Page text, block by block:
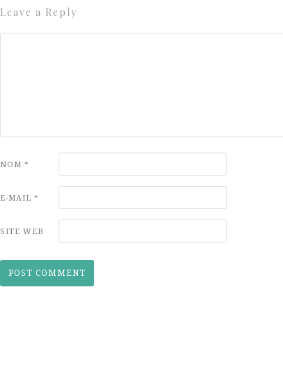
Leave a Reply
NOM *
E-MAIL *
SITE WEB